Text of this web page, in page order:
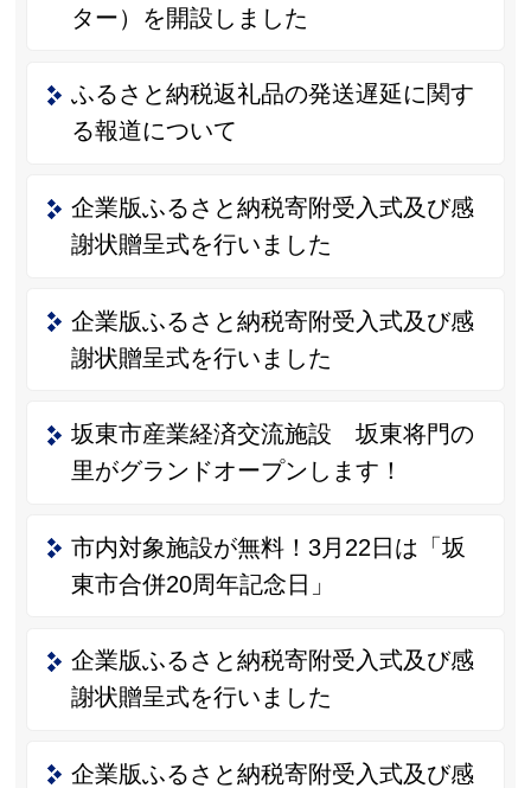
ター）を開設しました
ふるさと納税返礼品の発送遅延に関す
る報道について
企業版ふるさと納税寄附受入式及び感
謝状贈呈式を行いました
企業版ふるさと納税寄附受入式及び感
謝状贈呈式を行いました
坂東市産業経済交流施設 坂東将門の
里がグランドオープンします！
市内対象施設が無料！3月22日は「坂
東市合併20周年記念日」
企業版ふるさと納税寄附受入式及び感
謝状贈呈式を行いました
企業版ふるさと納税寄附受入式及び感